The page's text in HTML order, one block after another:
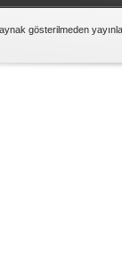
gösterilmeden